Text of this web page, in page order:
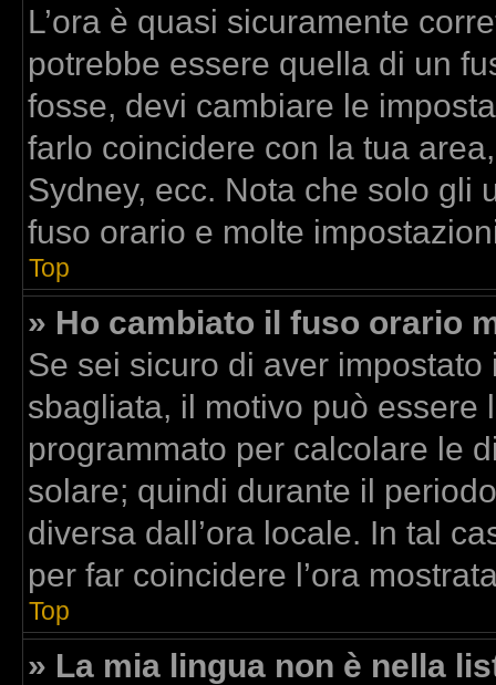
L’ora è quasi sicuramente
potrebbe essere quella di un
fosse, devi cambiare le
farlo coincidere con la tua
Sydney, ecc. Nota che solo gli
fuso orario e molte
Top
» Ho cambiato il fuso orario
Se sei sicuro di aver
sbagliata, il motivo può essere
programmato per calcolare le
solare; quindi durante il
diversa dall’ora locale. In tal
per far coincidere l’ora
Top
» La mia lingua non è nella